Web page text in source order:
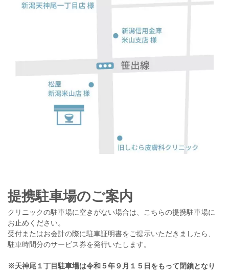
提携駐車場のご案内
クリニックの駐車場に空きがない場合は、こちらの提携駐車場に
お止めください。
受付またはお会計の際に駐車証明書をご提示いただきましたら、
駐車時間分のサービス券を発行いたします。
※天神尾１丁目駐車場は令和５年９月１５日をもって閉鎖となり